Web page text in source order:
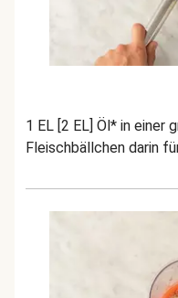
1 EL [2 EL] Öl* in einer
Fleischbällchen darin